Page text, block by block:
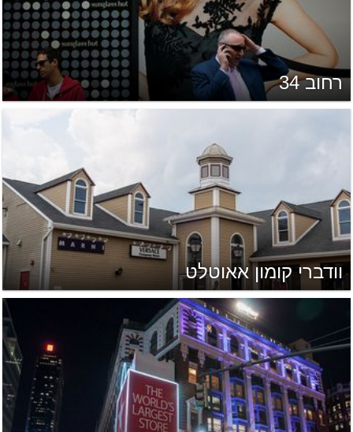
רחוב 34
וודברי קומון אאוטלט